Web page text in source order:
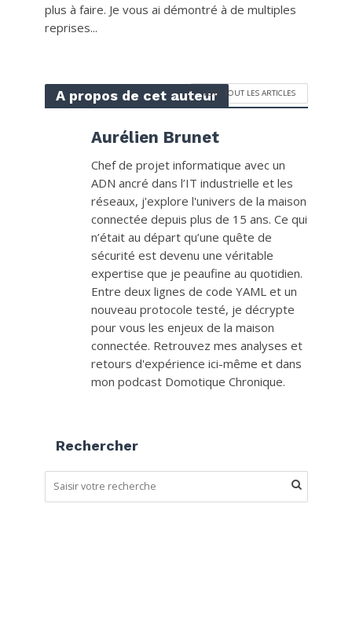
plus à faire. Je vous ai démontré à de multiples
reprises...
A propos de cet auteurVOIR TOUT LES ARTICLES
Aurélien Brunet
Chef de projet informatique avec un
ADN ancré dans l’IT industrielle et les
réseaux, j'explore l'univers de la maison
connectée depuis plus de 15 ans. Ce qui
n’était au départ qu’une quête de
sécurité est devenu une véritable
expertise que je peaufine au quotidien.
Entre deux lignes de code YAML et un
nouveau protocole testé, je décrypte
pour vous les enjeux de la maison
connectée. Retrouvez mes analyses et
retours d'expérience ici-même et dans
mon podcast Domotique Chronique.
Rechercher